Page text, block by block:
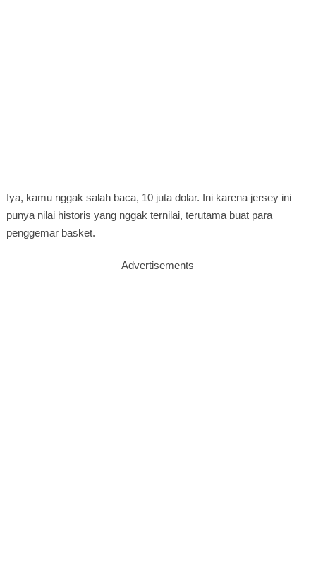
Iya, kamu nggak salah baca, 10 juta dolar. Ini karena jersey ini
punya nilai historis yang nggak ternilai, terutama buat para
penggemar basket.
Advertisements